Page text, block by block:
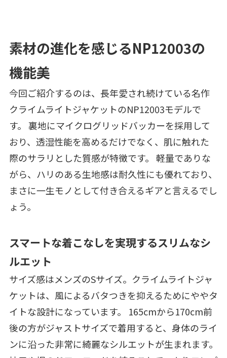
素材の進化を感じるNP12003の
機能美
今回ご紹介するのは、長年愛され続けている名作
クライムライトジャケットのNP12003モデルで
す。 裏地にマイクログリッドバッカーを採用して
おり、透湿性能を高めるだけでなく、肌に触れた
際のサラリとした質感が特徴です。 軽量でありな
がら、ハリのある生地感は耐久性にも優れており、
まさに一生モノとして付き合えるギアと言えるでし
ょう。
スマートな着こなしを実現するスリムなシ
ルエット
サイズ感はメンズのSサイズ。クライムライトジャ
ケットは、風によるバタつきを抑えるためにややタ
イトな設計になっています。 165cmから170cm前
後の方がジャストサイズで着用すると、身体のライ
ンに沿った非常に綺麗なシルエットが生まれます。